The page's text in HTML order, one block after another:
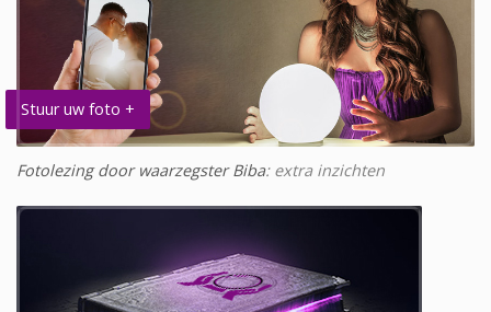
Stuur uw foto +
Fotolezing door waarzegster Biba: extra inzichten